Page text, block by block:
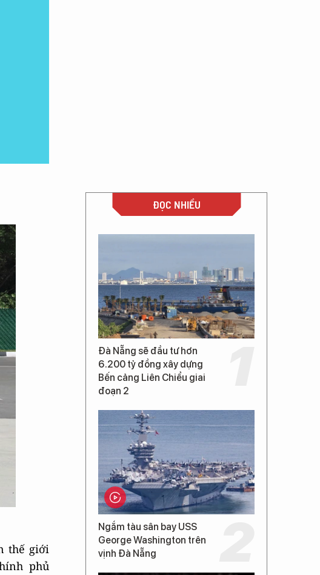
thế giới
phủ
ĐỌC NHIỀU
Đà Nẵng sẽ đầu tư hơn
6.200 tỷ đồng xây dựng
Bến cảng Liên Chiểu giai
đoạn 2
Ngắm tàu sân bay USS
George Washington trên
vịnh Đà Nẵng